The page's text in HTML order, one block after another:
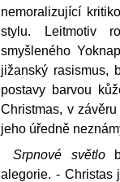
nemoralizující
stylu. Leitmotiv
smyšleného
jižanský rasismus,
postavy barvou
Christmas, v
jeho úředně
Srpnové světlo
alegorie. - Christas